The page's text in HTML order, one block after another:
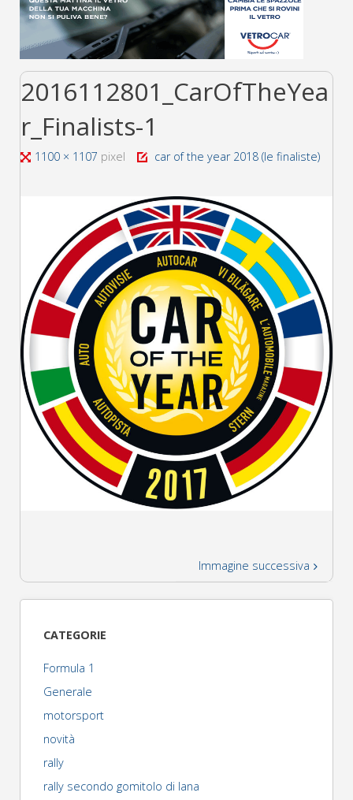
2016112801_CarOfTheYea
r_Finalists-1
Tutta1100 × 1107 pixel car of the year 2018 (le finaliste)
Immagine successiva
CATEGORIE
Formula 1
Generale
motorsport
novità
rally
rally secondo gomitolo di lana